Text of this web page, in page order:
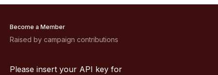
Become a Member
Raised by campaign contributions
Please insert your API key for